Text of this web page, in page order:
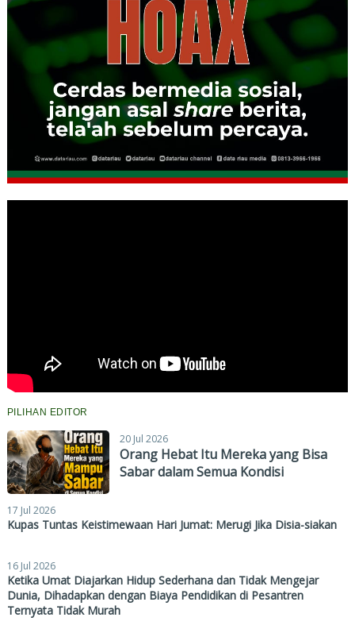
PILIHAN EDITOR
20 Jul 2026
Orang Hebat Itu Mereka yang Bisa
Sabar dalam Semua Kondisi
17 Jul 2026
Kupas Tuntas Keistimewaan Hari Jumat: Merugi Jika Disia-siakan
16 Jul 2026
Ketika Umat Diajarkan Hidup Sederhana dan Tidak Mengejar
Dunia, Dihadapkan dengan Biaya Pendidikan di Pesantren
Ternyata Tidak Murah